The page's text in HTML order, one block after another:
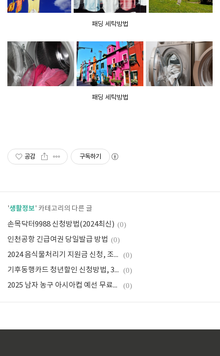
패딩 세탁방법
패딩 세탁방법
공감 구독하기
'생활정보' 카테고리의 다른 글
손목닥터9988 신청방법(2024최신) (0)
인천공항 긴급여권 당일발급 방법 (0)
2024 음식물처리기 지원금 신청, 조건 정리 (0)
기후동행카드 청년할인 신청방법, 35,000원할인받기 (0)
2025 남자 농구 아시아컵 예선 무료보기, 일정, 선수명단 (0)